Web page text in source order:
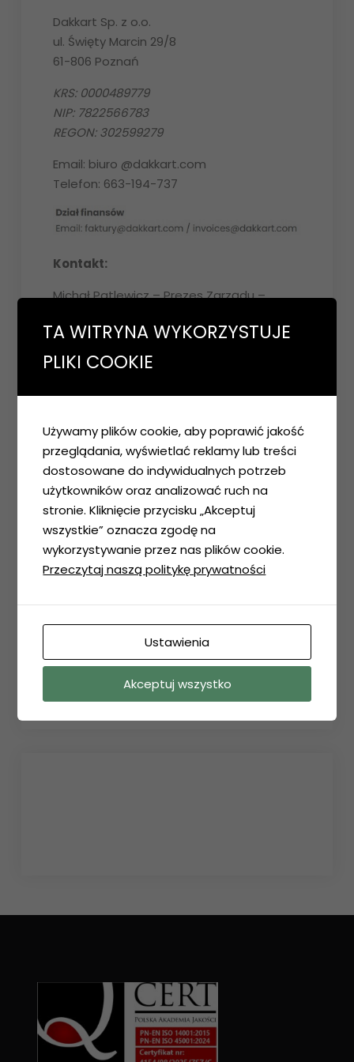
Dakkart Sp. z o.o.
ul. Święty Marcin 29/8
61-806 Poznań
KRS: 0000489779
NIP: 7822566783
REGON: 302599279
Email: biuro @dakkart.com
Telefon: 663-194-737
Kontakt:
Michał Patlewicz – Prezes Zarządu –
kpiatek @dakkart.com
Rafał Deka – Kierownik Budowy – rdeka
Patrycja Michałowska – Inżynier budowy –
pmichalowska @dakkart.com
TA WITRYNA WYKORZYSTUJE
PLIKI COOKIE
Używamy plików cookie, aby poprawić jakość
przeglądania, wyświetlać reklamy lub treści
dostosowane do indywidualnych potrzeb
użytkowników oraz analizować ruch na
stronie. Kliknięcie przycisku „Akceptuj
wszystkie” oznacza zgodę na
wykorzystywanie przez nas plików cookie.
Przeczytaj naszą politykę prywatności
Ustawienia
Akceptuj wszystko